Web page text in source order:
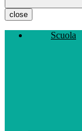
close
Scuola